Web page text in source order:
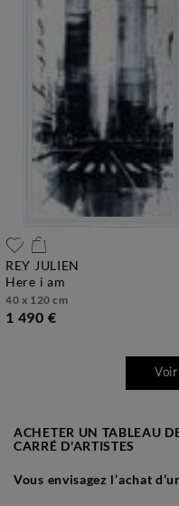
REY JULIEN
here i am
40 x 120 cm
1 490 €
ACHETER UN TABLEAU
CARRÉ D'ARTISTES
Vous envisagez l’achat